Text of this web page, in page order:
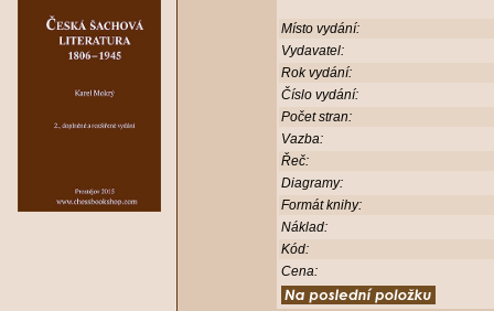
Místo vydání:
Vydavatel:
Rok vydání:
Číslo vydání:
Počet stran:
Vazba:
Řeč:
Diagramy:
Formát knihy:
Náklad:
Kód:
Cena: